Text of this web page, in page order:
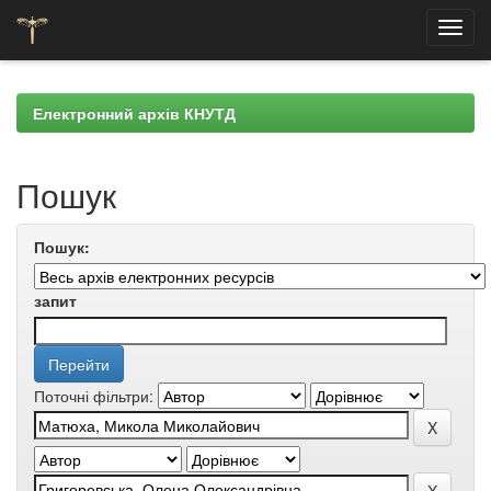
navigationЕлектронний архів КНУТД
Пошук
Пошук:
запит
Поточні фільтри: